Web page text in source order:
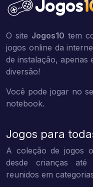
O site Jogos10 tem
jogos online da
de instalação, apenas
diversão!
Você pode jogar no
notebook.
Jogos para
A coleção de jogos
desde crianças até
reunidos em